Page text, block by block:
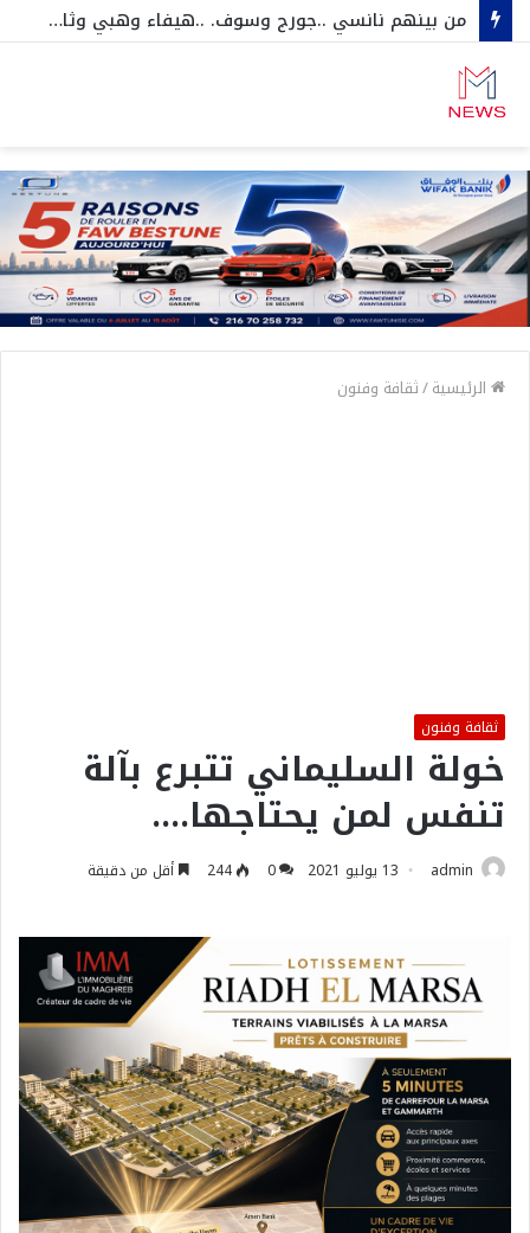
من بينهم نانسي ..جورج وسوف. ..هيفاء وهبي وثامر حين …مفاجآت كبرى على مسرح قرطاج انطلاقا من سبتمبر ….اكبر مشاهير الفن العربي في تونس
الرئيسية/ثقافة وفنون
ثقافة وفنون
خولة السليماني تتبرع بآلة
تنفس لمن يحتاجها….
admin 13 يوليو 2021 0
244 أقل من دقيقة